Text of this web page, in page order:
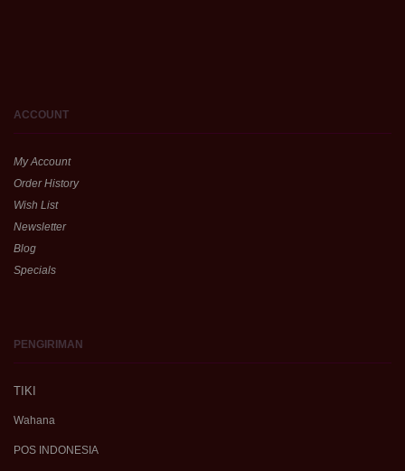
ACCOUNT
My Account
Order History
Wish List
Newsletter
Blog
Specials
PENGIRIMAN
TIKI
Wahana
POS INDONESIA